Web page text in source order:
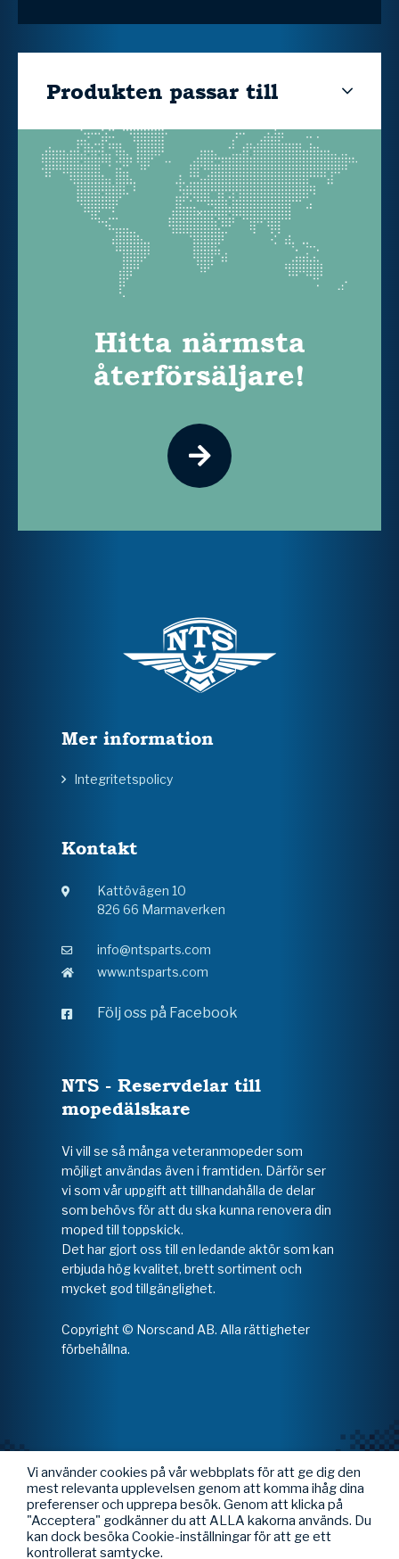
Produkten passar till
Hitta närmsta
återförsäljare!
Mer information
Integritetspolicy
Kontakt
Kattövägen 10
826 66 Marmaverken
info@ntsparts.com
www.ntsparts.com
Följ oss på Facebook
NTS - Reservdelar till
mopedälskare
Vi vill se så många veteranmopeder som
möjligt användas även i framtiden. Därför ser
vi som vår uppgift att tillhandahålla de delar
som behövs för att du ska kunna renovera din
moped till toppskick.
Det har gjort oss till en ledande aktör som kan
erbjuda hög kvalitet, brett sortiment och
mycket god tillgänglighet.
Copyright © Norscand AB. Alla rättigheter
förbehållna.
Vi använder cookies på vår webbplats för att ge dig den
mest relevanta upplevelsen genom att komma ihåg dina
preferenser och upprepa besök. Genom att klicka på
"Acceptera" godkänner du att ALLA kakorna används. Du
kan dock besöka Cookie-inställningar för att ge ett
kontrollerat samtycke.